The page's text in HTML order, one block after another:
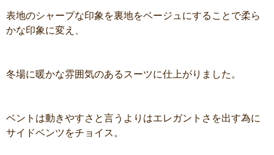
表地のシャープな印象を裏地をベージュにすることで柔ら
かな印象に変え、
冬場に暖かな雰囲気のあるスーツに仕上がりました。
ベントは動きやすさと言うよりはエレガントさを出す為に
サイドベンツをチョイス。